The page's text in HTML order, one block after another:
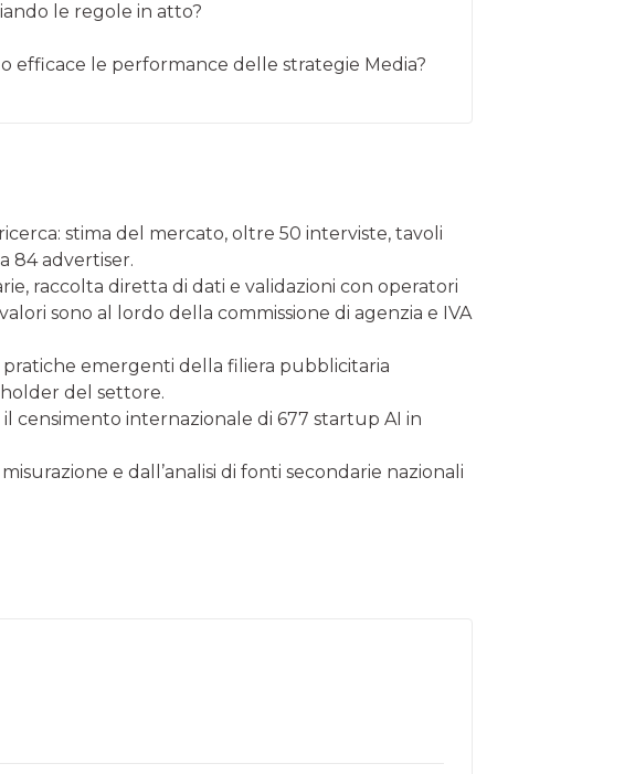
le regole in atto?
efficace le performance delle strategie Media?
stima del mercato, oltre 50 interviste, tavoli
84 advertiser.
raccolta diretta di dati e validazioni con operatori
sono al lordo della commissione di agenzia e IVA
pratiche emergenti della filiera pubblicitaria
del settore.
censimento internazionale di 677 startup AI in
e dall’analisi di fonti secondarie nazionali